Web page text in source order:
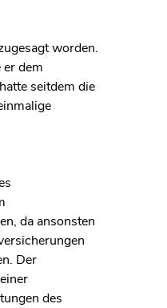
worden.
dem
seitdem die
da ansonsten
Der
des